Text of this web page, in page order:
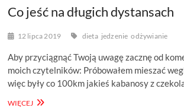
Co jeść na długich dystansach
12 lipca 2019 dieta jedzenie odżywianie
Aby przyciągnąć Twoją uwagę zacznę od
moich czytelników: Próbowałem mieszać
więc były co 100km jakieś kabanosy z
WIĘCEJCO